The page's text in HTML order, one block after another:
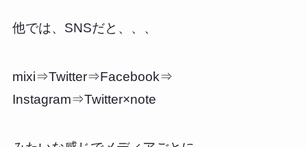
他では、SNSだと、、、
mixi⇒Twitter⇒Facebook⇒
Instagram⇒Twitter×note